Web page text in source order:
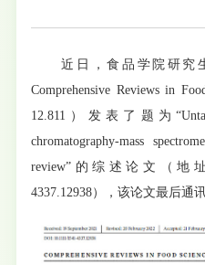
近日，食品学院研究生
Comprehensive Reviews in
12.811）发表了题为
chromatography-mass
review”的综述论文（地址
4337.12938），该论文最后通